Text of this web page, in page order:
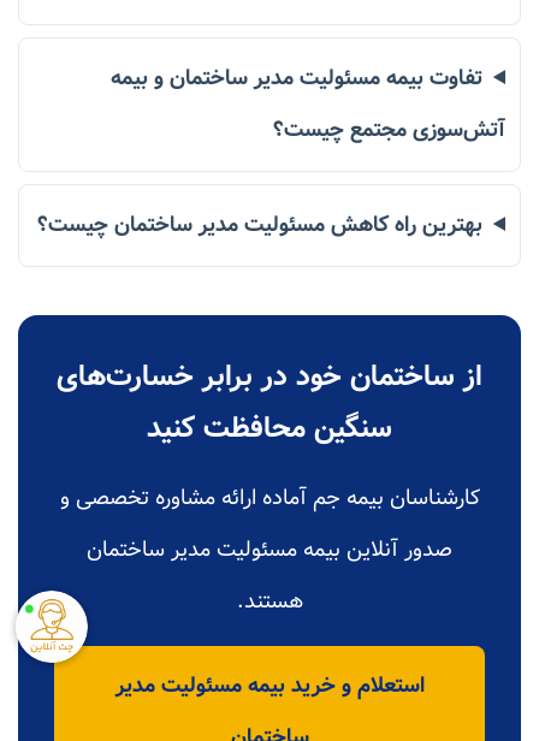
تفاوت بیمه مسئولیت مدیر ساختمان و بیمه
آتش‌سوزی مجتمع چیست؟
بهترین راه کاهش مسئولیت مدیر ساختمان چیست؟
از ساختمان خود در برابر خسارت‌های
سنگین محافظت کنید
کارشناسان بیمه جم آماده ارائه مشاوره تخصصی و
صدور آنلاین بیمه مسئولیت مدیر ساختمان
هستند.
استعلام و خرید بیمه مسئولیت مدیر